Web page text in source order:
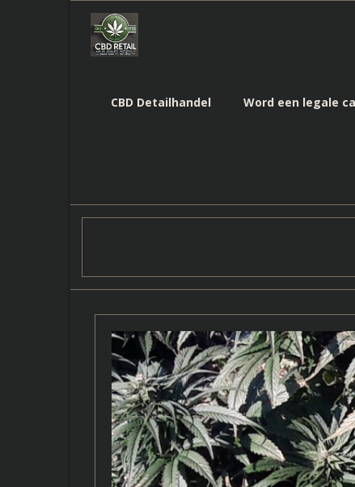
content
CBD Detailhandel Word een legale